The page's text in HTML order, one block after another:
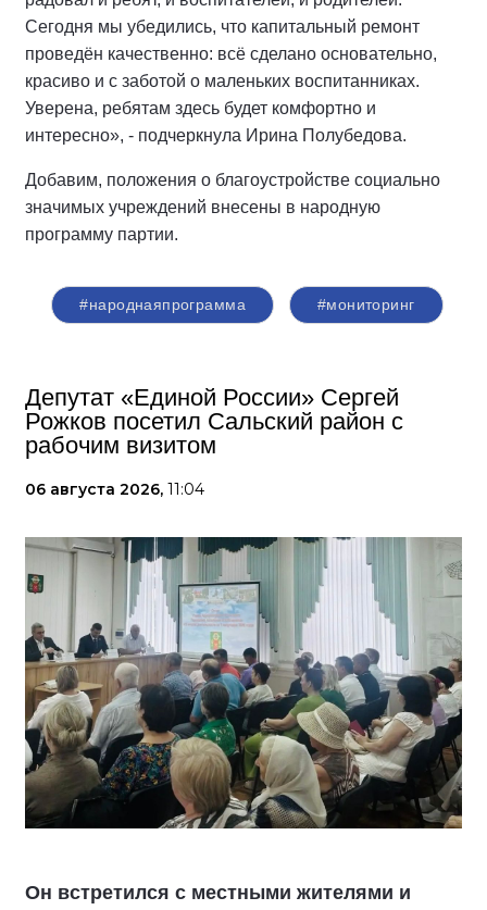
Сегодня мы убедились, что капитальный ремонт
проведён качественно: всё сделано основательно,
красиво и с заботой о маленьких воспитанниках.
Уверена, ребятам здесь будет комфортно и
интересно», - подчеркнула Ирина Полубедова.
Добавим, положения о благоустройстве социально
значимых учреждений внесены в народную
программу партии.
#народнаяпрограмма #мониторинг
Депутат «Единой России» Сергей
Рожков посетил Сальский район с
рабочим визитом
06 августа 2026, 11:04
Он встретился с местными жителями и